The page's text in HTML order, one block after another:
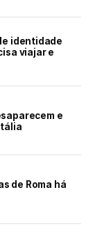
identidade
viajar e
e
de Roma há